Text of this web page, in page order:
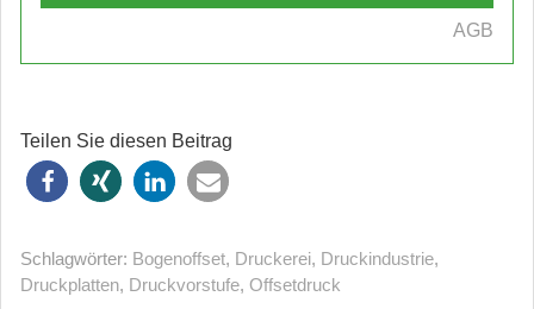
AGB
Teilen Sie diesen Beitrag
Schlagwörter: Bogenoffset, Druckerei, Druckindustrie,
Druckplatten, Druckvorstufe, Offsetdruck